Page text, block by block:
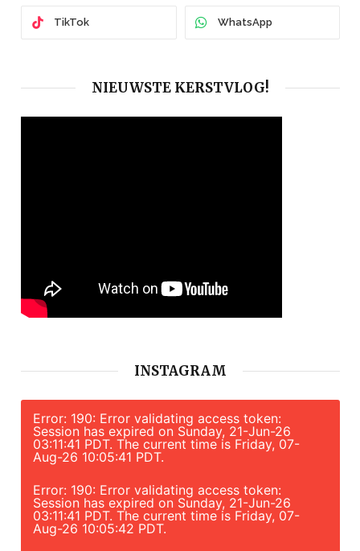
TikTok WhatsApp
NIEUWSTE KERSTVLOG!
INSTAGRAM
Error: 190: Error validating access token:
Session has expired on Sunday, 21-Jun-26
03:11:41 PDT. The current time is Friday, 07-
Aug-26 10:05:41 PDT.
Error: 190: Error validating access token:
Session has expired on Sunday, 21-Jun-26
03:11:41 PDT. The current time is Friday, 07-
Aug-26 10:05:42 PDT.